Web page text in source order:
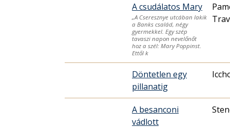
A csudálatos Mary
„A Cseresznye utcában lakik
a Banks család, négy
gyermekkel. Egy szép
tavaszi napon nevelőnőt
hoz a szél: Mary Poppinst.
Ettől k
Döntetlen egy
pillanatig
A besanconi
vádlott